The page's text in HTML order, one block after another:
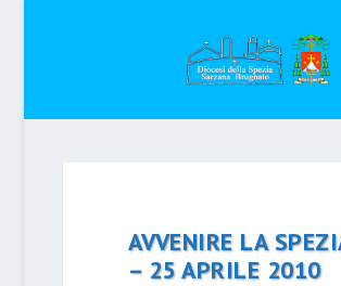
AVVENIRE LA
– 25 APRILE 2010